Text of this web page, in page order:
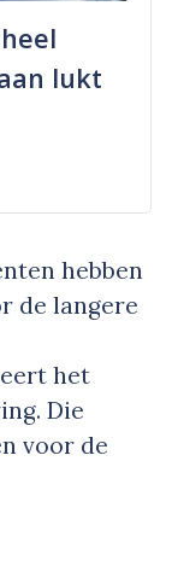
lukt
hebben
de langere
het
Die
voor de